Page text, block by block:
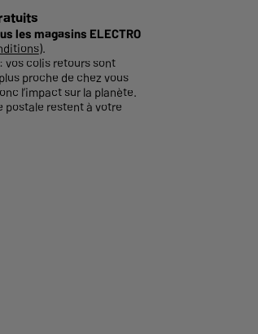
les magasins ELECTRO
).
vos colis retours sont
proche de chez vous
l’impact sur la planète.
postale restent à votre